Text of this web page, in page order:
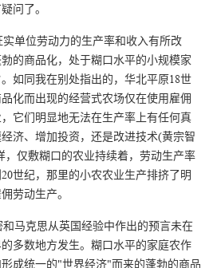
问了。
单位劳动力的生产率和收入有所改
的商品化，处于糊口水平的小规模家
如同我在别处指出的，华北平原18世
化而出现的经营式农场仅在使用雇佣
它们明显地无法在生产率上有任何真
济、增加投资，还是改进技术(黄宗智
，仅敷糊口的农业持续着，劳动生产率
世纪，那里的小农农业生产排挤了明
劳动生产。
马克思从英国经验中作出的预言未在
多数地方发生。糊口水平的家庭农作
成统一的"世界经济"而来的蓬勃的商品